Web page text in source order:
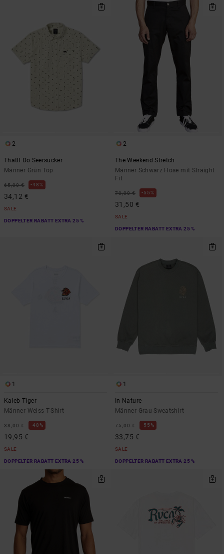
2
Thatll Do Seersucker
Männer Grün Top
65,00 € 48%
34,12 €
SALE
DOPPELTER RABATT EXTRA 25 %
2
The Weekend Stretch
Männer Schwarz Hose mit Straight
Fit
70,00 € 55%
31,50 €
SALE
DOPPELTER RABATT EXTRA 25 %
1
Kaleb Tiger
Männer Weiss T-Shirt
38,00 € 48%
19,95 €
SALE
DOPPELTER RABATT EXTRA 25 %
1
In Nature
Männer Grau Sweatshirt
75,00 € 55%
33,75 €
SALE
DOPPELTER RABATT EXTRA 25 %